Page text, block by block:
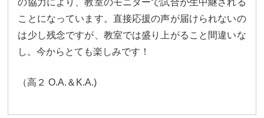
の協力により、教室のモニターで試合が生中継される
ことになっています。直接応援の声が届けられないの
は少し残念ですが、教室では盛り上がること間違いな
し。今からとても楽しみです！
（高２ O.A.＆K.A.)